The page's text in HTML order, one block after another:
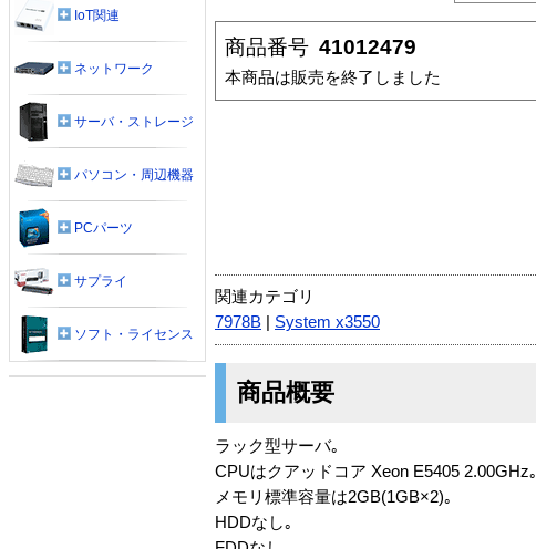
商品番号 41012479
本商品は販売を終了しました
関連カテゴリ
7978B
System x3550
商品概要
ラック型サーバ｡
CPUはクアッドコア Xeon E5405 2.00GHz｡
メモリ標準容量は2GB(1GB×2)｡
HDDなし｡
IoT関連
ネットワーク
サーバ・ストレージ
パソコン・周辺機器
PCパーツ
サプライ
ソフト・ライセンス